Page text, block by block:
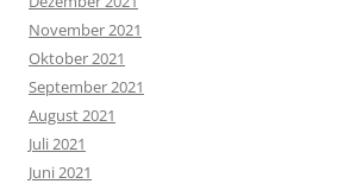
November 2021
Oktober 2021
September 2021
August 2021
Juli 2021
Juni 2021